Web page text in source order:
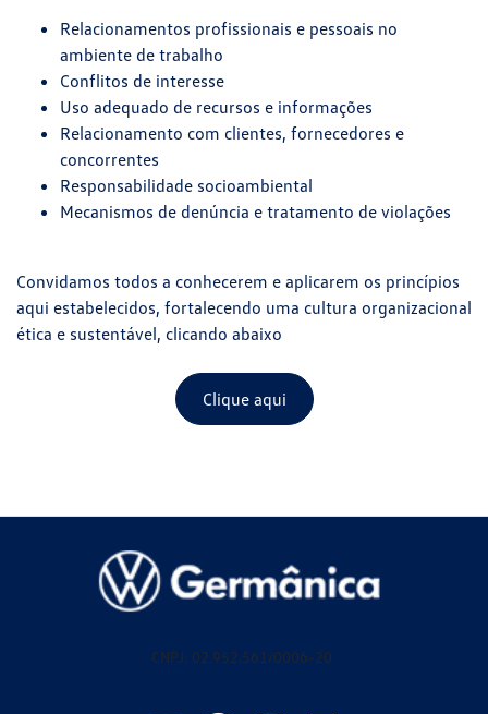
Relacionamentos profissionais e pessoais no
ambiente de trabalho
Conflitos de interesse
Uso adequado de recursos e informações
Relacionamento com clientes, fornecedores e
concorrentes
Responsabilidade socioambiental
Mecanismos de denúncia e tratamento de violações
Convidamos todos a conhecerem e aplicarem os princípios
aqui estabelecidos, fortalecendo uma cultura organizacional
ética e sustentável, clicando abaixo
Clique aqui
CNPJ: 02.952.561/0006-20